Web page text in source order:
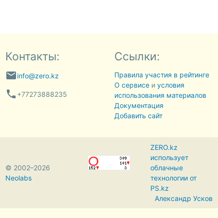
Контакты:
emailinfo@zero.kz
phone +77273888235
Ссылки:
Правила участия в рейтинге
О сервисеи условия
использования материалов
Документация
Добавить сайт
© 2002–2026
Neolabs
ZERO.kz
использует
облачные
технологии от
PS.kz
Александр Усков